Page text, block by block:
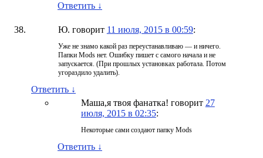
Ответить ↓
Ю. говорит 11 июля, 2015 в 00:59:
Уже не знамо какой раз переустанавливаю — и ничего.
Папки Mods нет. Ошибку пишет с самого начала и не
запускается. (При прошлых установках работала. Потом
угораздило удалить).
Ответить ↓
Маша,я твоя фанатка! говорит 27
июля, 2015 в 02:35:
Некоторые сами создают папку Mods
Ответить ↓